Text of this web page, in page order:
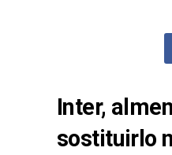
Inter,
sostituirlo